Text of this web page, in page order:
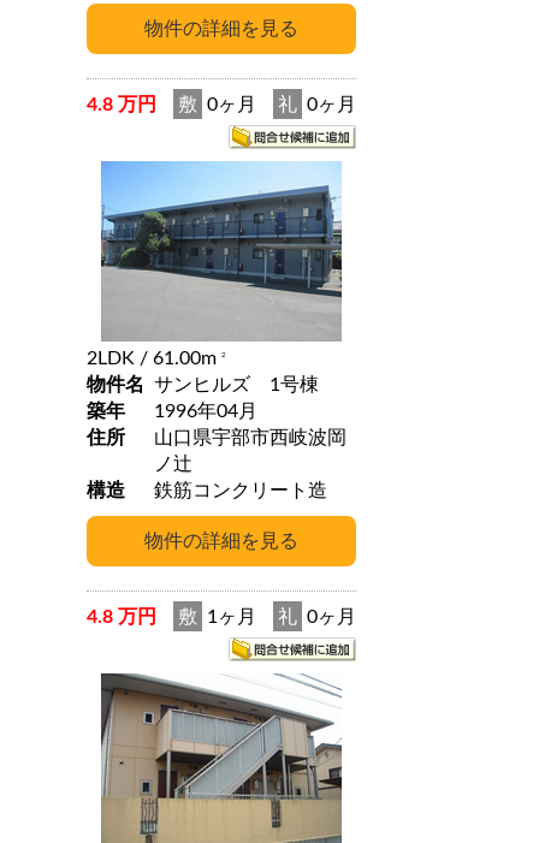
4.8 万円 敷 0ヶ月 礼 0ヶ月
2LDK / 61.00m 2
物件名
サンヒルズ 1号棟
築年
1996年04月
住所
山口県宇部市西岐波岡
ノ辻
構造
鉄筋コンクリート造
4.8 万円 敷 1ヶ月 礼 0ヶ月